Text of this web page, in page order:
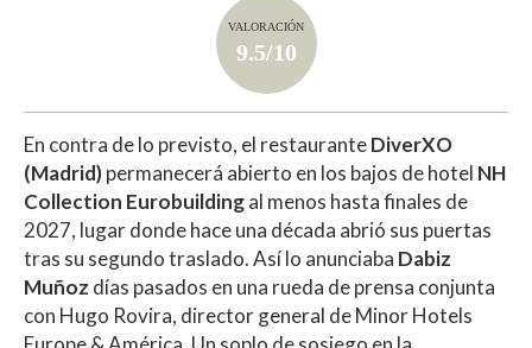
VALORACIÓN
9.5/10
En contra de lo previsto, el restauranteDiverXO
(Madrid)permanecerá abierto en los bajos de hotel NH
Collection Eurobuildingal menos hasta finales de
2027, lugar donde hace una década abrió sus puertas
tras su segundo traslado. Así lo anunciaba Dabiz
Muñoz días pasados en una rueda de prensa conjunta
con Hugo Rovira, director general de Minor Hotels